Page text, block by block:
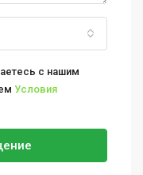
с нашим
Условия